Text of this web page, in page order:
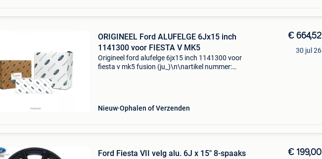
ORIGINEEL Ford ALUFELGE 6Jx15 inch
1141300 voor FIESTA V MK5
Origineel ford alufelge 6jx15 inch 1141300 voor
fiesta v mk5 fusion (ju_)\n\nartikel nummer:
Nieuw Ophalen of Verzenden
€ 664,52
30 jul 26
Ford Fiesta VII velg alu. 6J x 15" 8-spaaks
€ 199,00